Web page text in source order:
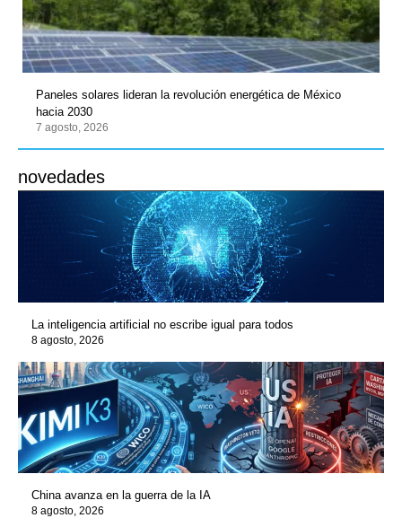
Paneles solares lideran la revolución energética de México
hacia 2030
7 agosto, 2026
novedades
La inteligencia artificial no escribe igual para todos
8 agosto, 2026
China avanza en la guerra de la IA
8 agosto, 2026